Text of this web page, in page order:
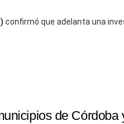
confirmó que adelanta una
de Córdoba